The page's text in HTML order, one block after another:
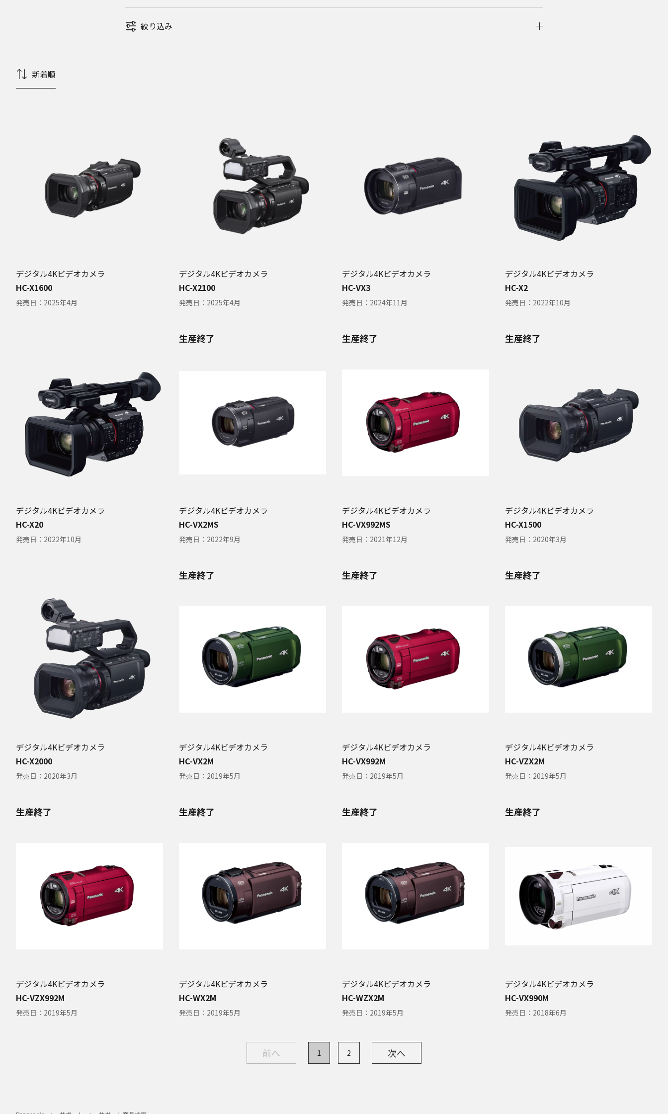
絞り込み
新着順
デジタル4Kビデオカメラ
HC-X1600
発売日： 2025年4月
デジタル4Kビデオカメラ
HC-X2100
発売日： 2025年4月
デジタル4Kビデオカメラ
HC-VX3
発売日： 2024年11月
デジタル4Kビデオカメラ
HC-X2
発売日： 2022年10月
デジタル4Kビデオカメラ
HC-X20
発売日： 2022年10月
生産終了
デジタル4Kビデオカメラ
HC-VX2MS
発売日： 2022年9月
生産終了
デジタル4Kビデオカメラ
HC-VX992MS
発売日： 2021年12月
生産終了
デジタル4Kビデオカメラ
HC-X1500
発売日： 2020年3月
デジタル4Kビデオカメラ
HC-X2000
発売日： 2020年3月
生産終了
デジタル4Kビデオカメラ
HC-VX2M
発売日： 2019年5月
生産終了
デジタル4Kビデオカメラ
HC-VX992M
発売日： 2019年5月
生産終了
デジタル4Kビデオカメラ
HC-VZX2M
発売日： 2019年5月
生産終了
デジタル4Kビデオカメラ
HC-VZX992M
発売日： 2019年5月
生産終了
デジタル4Kビデオカメラ
HC-WX2M
発売日： 2019年5月
生産終了
デジタル4Kビデオカメラ
HC-WZX2M
発売日： 2019年5月
生産終了
デジタル4Kビデオカメラ
HC-VX990M
発売日： 2018年6月
前へ 1 2 次へ